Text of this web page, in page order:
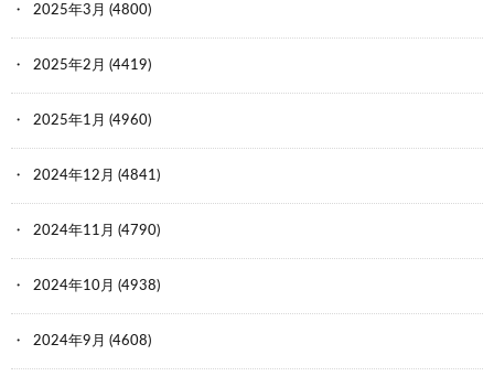
2025年3月 (4800)
2025年2月 (4419)
2025年1月 (4960)
2024年12月 (4841)
2024年11月 (4790)
2024年10月 (4938)
2024年9月 (4608)